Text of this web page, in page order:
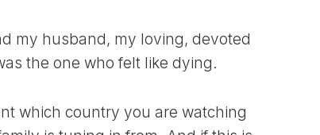
my husband, my loving, devoted
the one who felt like dying.
which country you are watching